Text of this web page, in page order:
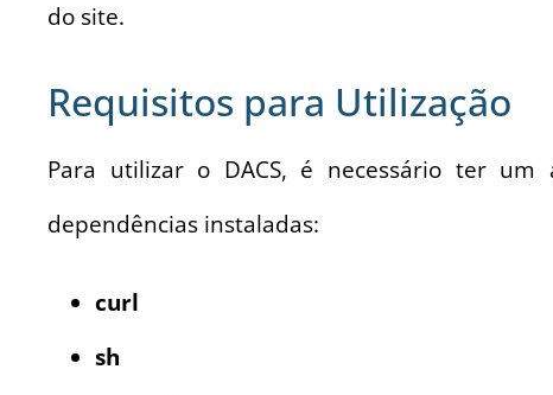
do site.
Requisitos para Utilização
Para utilizar o DACS, é necessário ter um
dependências instaladas:
curl
sh